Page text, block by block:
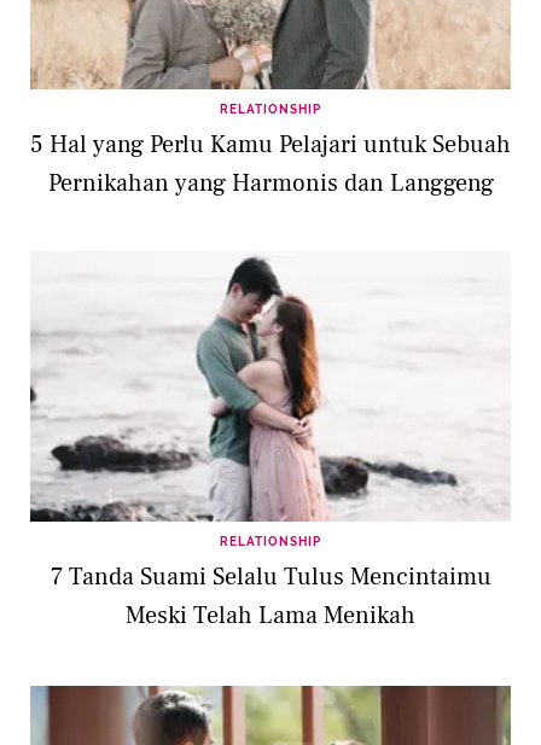
RELATIONSHIP
5 Hal yang Perlu Kamu Pelajari untuk Sebuah
Pernikahan yang Harmonis dan Langgeng
RELATIONSHIP
7 Tanda Suami Selalu Tulus Mencintaimu
Meski Telah Lama Menikah